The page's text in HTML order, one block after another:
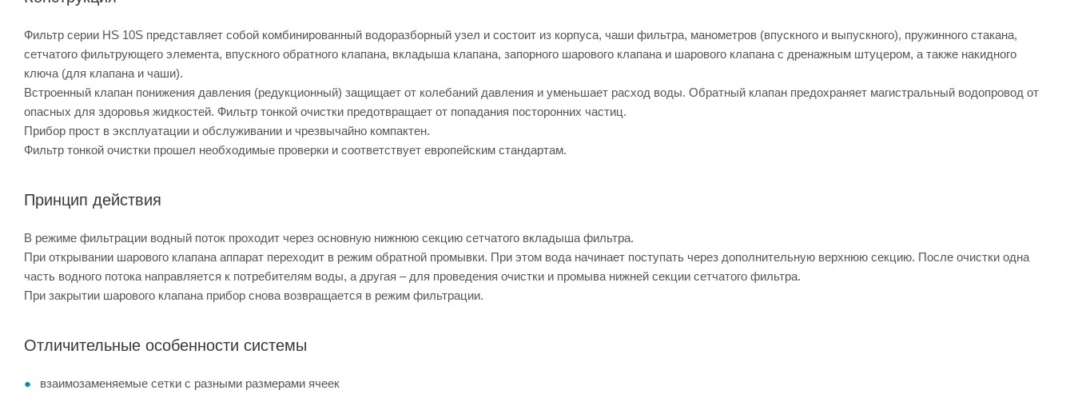
Фильтр серии HS 10S представляет собой комбинированный водоразборный узел и состоит из корпуса, чаши фильтра, манометров (впускного и выпускного), пружинного стакана,
сетчатого фильтрующего элемента, впускного обратного клапана, вкладыша клапана, запорного шарового клапана и шарового клапана с дренажным штуцером, а также накидного
ключа (для клапана и чаши).
Встроенный клапан понижения давления (редукционный) защищает от колебаний давления и уменьшает расход воды. Обратный клапан предохраняет магистральный водопровод от
опасных для здоровья жидкостей. Фильтр тонкой очистки предотвращает от попадания посторонних частиц.
Прибор прост в эксплуатации и обслуживании и чрезвычайно компактен.
Фильтр тонкой очистки прошел необходимые проверки и соответствует европейским стандартам.
Принцип действия
В режиме фильтрации водный поток проходит через основную нижнюю секцию сетчатого вкладыша фильтра.
При открывании шарового клапана аппарат переходит в режим обратной промывки. При этом вода начинает поступать через дополнительную верхнюю секцию. После очистки одна
часть водного потока направляется к потребителям воды, а другая – для проведения очистки и промыва нижней секции сетчатого фильтра.
При закрытии шарового клапана прибор снова возвращается в режим фильтрации.
Отличительные особенности системы
взаимозаменяемые сетки с разными размерами ячеек